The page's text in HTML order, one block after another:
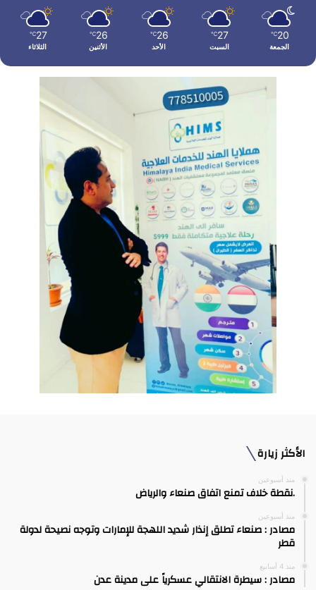
20
℃
الجمعة
27
℃
السبت
26
℃
الأحد
26
℃
الأثنين
27
℃
الثلاثاء
الأكثر زيارة
منذ أسبوعين
.نقطة خلاف تمنع اتفاق صنعاء والرياض
منذ أسبوعين
مصادر : صنعاء تطلق إنذار شديد اللهجة للإمارات وتوجه نصيحة لدولة
قطر
منذ 4 أسابيع
مصادر : سيطرة الانتقالي عسكرياً على مدينة عدن